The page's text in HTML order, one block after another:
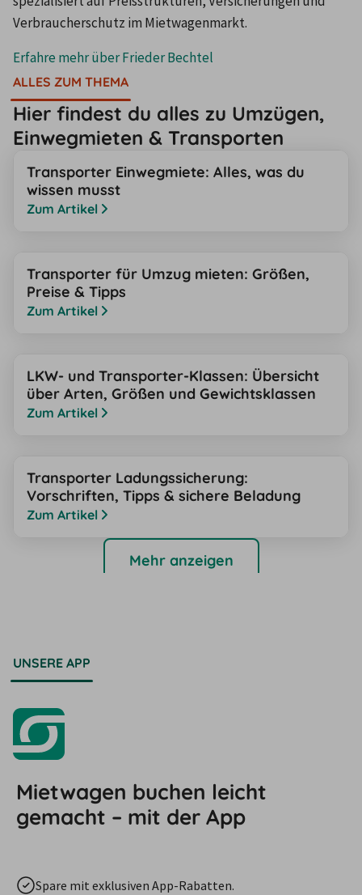
Verbraucherschutz im Mietwagenmarkt.
Erfahre mehr überFrieder Bechtel
ALLES ZUM THEMA
Hier findest du alles zu Umzügen,
Einwegmieten & Transporten
Transporter Einwegmiete: Alles, was du
wissen musst
Zum Artikel
Transporter für Umzug mieten: Größen,
Preise & Tipps
Zum Artikel
LKW- und Transporter-Klassen: Übersicht
über Arten, Größen und Gewichtsklassen
Zum Artikel
Transporter Ladungssicherung:
Vorschriften, Tipps & sichere Beladung
Zum Artikel
Mehr anzeigen
UNSERE APP
Mietwagen buchen leicht
gemacht – mit der App
Spare mit exklusiven App-Rabatten.